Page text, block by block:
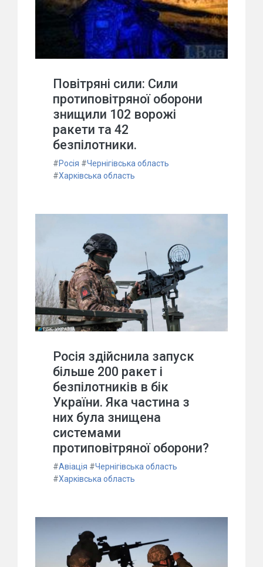
Повітряні сили: Сили
протиповітряної оборони
знищили 102 ворожі
ракети та 42
безпілотники.
#Росія #Чернігівська область
#Харківська область
Росія здійснила запуск
більше 200 ракет і
безпілотників в бік
України. Яка частина з
них була знищена
системами
протиповітряної оборони?
#Авіація #Чернігівська область
#Харківська область